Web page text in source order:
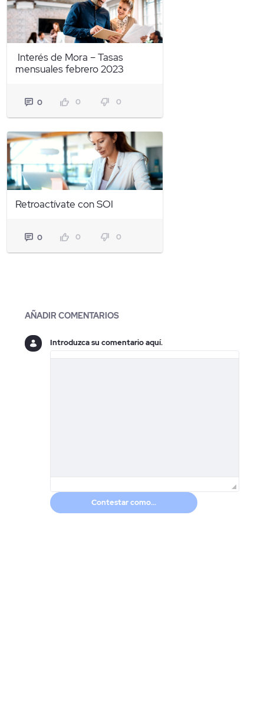
Interés de Mora – Tasas
mensuales febrero 2023
0 0 0
Retroactívate con SOI
0 0 0
Blogs
AÑADIR COMENTARIOS
Introduzca su comentario aquí.
Contestar como...